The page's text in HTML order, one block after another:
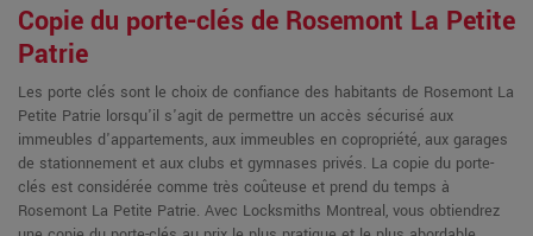
Copie du porte-clés de Rosemont La Petite
Patrie
Les porte clés sont le choix de confiance des habitants de Rosemont La
Petite Patrie lorsqu'il s'agit de permettre un accès sécurisé aux
immeubles d'appartements, aux immeubles en copropriété, aux garages
de stationnement et aux clubs et gymnases privés. La copie du porte-
clés est considérée comme très coûteuse et prend du temps à
Rosemont La Petite Patrie. Avec Locksmiths Montreal, vous obtiendrez